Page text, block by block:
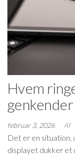
Hvem
februar 3, 2026 Af
Det er en situation,
displayet dukker et